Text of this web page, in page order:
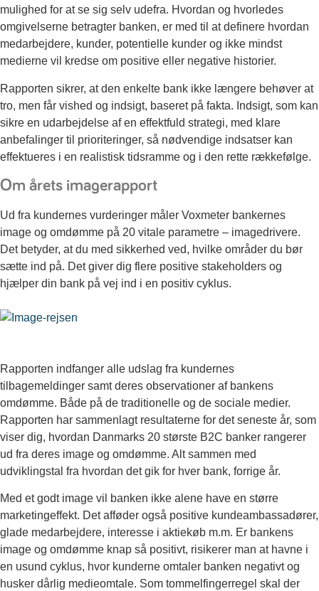
mulighed for at se sig selv udefra. Hvordan og hvorledes
omgivelserne betragter banken, er med til at definere hvordan
medarbejdere, kunder, potentielle kunder og ikke mindst
medierne vil kredse om positive eller negative historier.
Rapporten sikrer, at den enkelte bank ikke længere behøver at
tro, men får vished og indsigt, baseret på fakta. Indsigt, som kan
sikre en udarbejdelse af en effektfuld strategi, med klare
anbefalinger til prioriteringer, så nødvendige indsatser kan
effektueres i en realistisk tidsramme og i den rette rækkefølge.
Om årets imagerapport
Ud fra kundernes vurderinger måler Voxmeter bankernes
image og omdømme på 20 vitale parametre – imagedrivere.
Det betyder, at du med sikkerhed ved, hvilke områder du bør
sætte ind på. Det giver dig flere positive stakeholders og
hjælper din bank på vej ind i en positiv cyklus.
Rapporten indfanger alle udslag fra kundernes
tilbagemeldinger samt deres observationer af bankens
omdømme. Både på de traditionelle og de sociale medier.
Rapporten har sammenlagt resultaterne for det seneste år, som
viser dig, hvordan Danmarks 20 største B2C banker rangerer
ud fra deres image og omdømme. Alt sammen med
udviklingstal fra hvordan det gik for hver bank, forrige år.
Med et godt image vil banken ikke alene have en større
marketingeffekt. Det afføder også positive kundeambassadører,
glade medarbejdere, interesse i aktiekøb m.m. Er bankens
image og omdømme knap så positivt, risikerer man at havne i
en usund cyklus, hvor kunderne omtaler banken negativt og
husker dårlig medieomtale. Som tommelfingerregel skal der